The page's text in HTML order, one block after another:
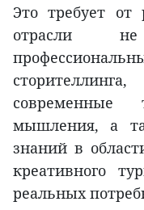
Это требует от
отрасли
современные
мышления, а
знаний в
креативного
реальных